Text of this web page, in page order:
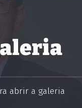
abrir a galeria